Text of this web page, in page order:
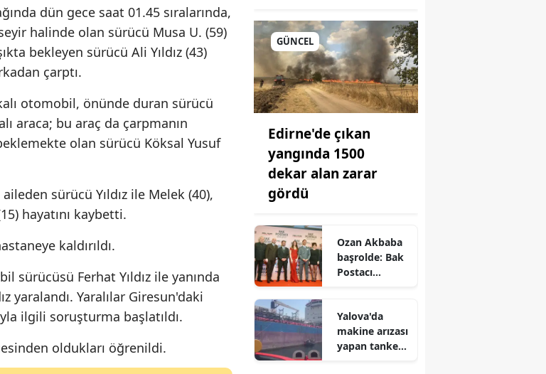
Mersin
İstanbul
Kars
Kırklareli
Konya
Manisa
dün gece saat 01.45 sıralarında,
halinde olan sürücü Musa U. (59)
bekleyen sürücü Ali Yıldız (43)
çarptı.
otomobil, önünde duran sürücü
araca; bu araç da çarpmanın
olan sürücü Köksal Yusuf
sürücü Yıldız ile Melek (40),
hayatını kaybetti.
kaldırıldı.
sürücüsü Ferhat Yıldız ile yanında
yaralandı. Yaralılar Giresun'daki
ilgili soruşturma başlatıldı.
oldukları öğrenildi.
GÜNCEL
Edirne'de çıkan
yangında 1500
dekar alan zarar
gördü
Ozan Akbaba
başrolde: Bak
Postacı
Yalova'da
makine arızası
yapan tanker